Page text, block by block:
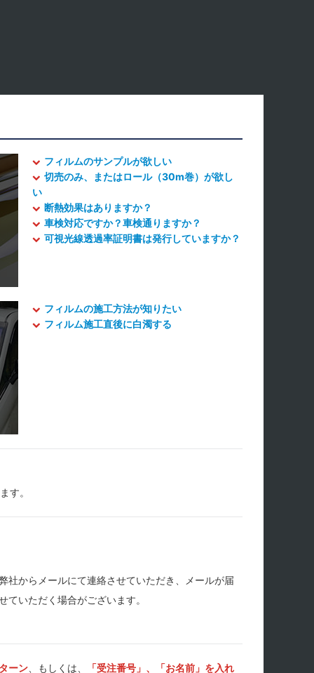
フィルムのサンプルが欲しい
切売のみ、またはロール（30m巻）が欲し
い
断熱効果はありますか？
車検対応ですか？車検通りますか？
可視光線透過率証明書は発行していますか？
フィルムの施工方法が知りたい
フィルム施工直後に白濁する
す。
社からメールにて連絡させていただき、メールが届
いただく場合がございます。
ーン 、もしくは、 「受注番号」、「お名前」を入れ